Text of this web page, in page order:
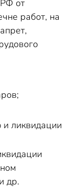
от
работ, на
ликвидации
др.